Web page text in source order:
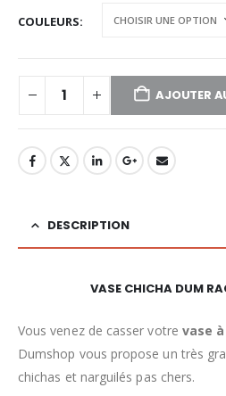
COULEURS
AJOUTER
DESCRIPTION
VASE CHICHA DUM
Vous venez de casser votre vase
Dumshop vous propose un très
chichas et narguilés pas chers.